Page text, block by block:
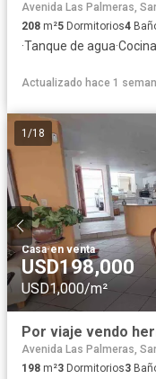
Avenida Las Palmeras,
208 m²5 Dormitorios4
·Tanque de agua·
Actualizado hace 1
1 /18
Casa·en venta
USD198,000
USD1,000/m²
Avenida Las Palmeras,
198 m²3 Dormitorios3